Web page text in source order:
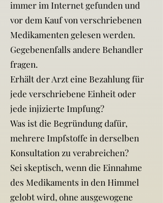
immer im Internet gefunden und
vor dem Kauf von verschriebenen
Medikamenten gelesen werden.
Gegebenenfalls andere Behandler
fragen.
Erhält der Arzt eine Bezahlung für
jede verschriebene Einheit oder
jede injizierte Impfung?
Was ist die Begründung dafür,
mehrere Impfstoffe in derselben
Konsultation zu verabreichen?
Sei skeptisch, wenn die Einnahme
des Medikaments in den Himmel
gelobt wird, ohne ausgewogene